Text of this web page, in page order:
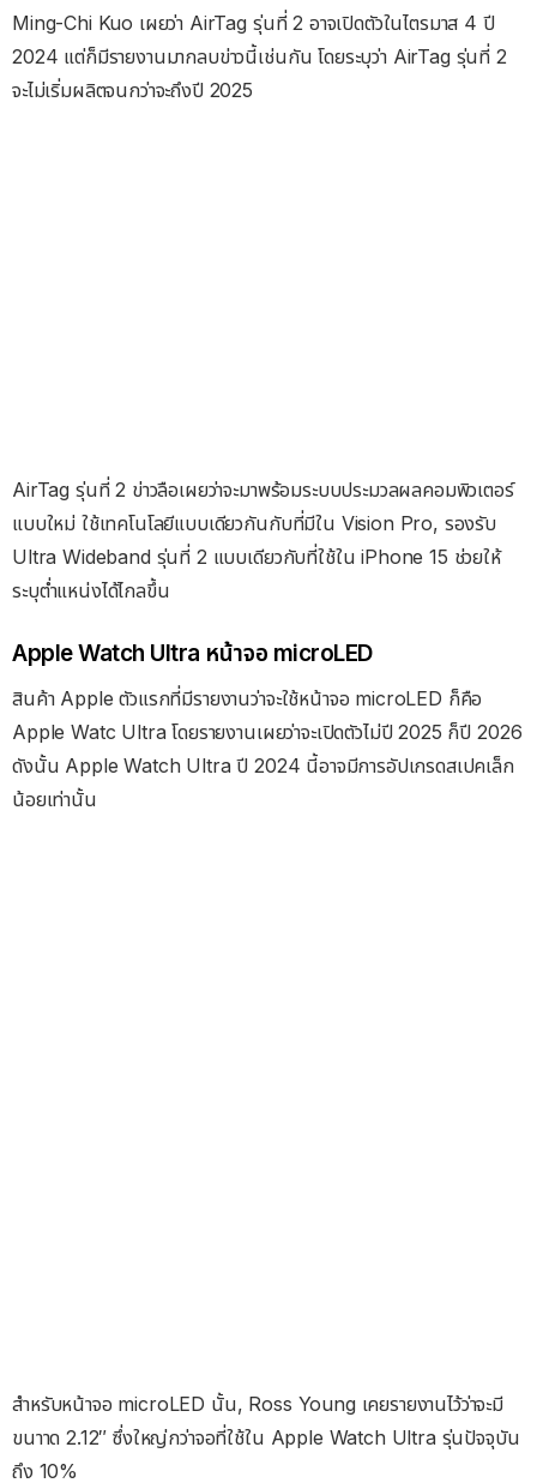
Ming-Chi Kuo เผยว่า AirTag รุ่นที่ 2 อาจเปิดตัวในไตรมาส 4 ปี
2024 แต่ก็มีรายงานมากลบข่าวนี้เช่นกัน โดยระบุว่า AirTag รุ่นที่ 2
จะไม่เริ่มผลิตจนกว่าจะถึงปี 2025
AirTag รุ่นที่ 2 ข่าวลือเผยว่าจะมาพร้อมระบบประมวลผลคอมพิวเตอร์
แบบใหม่ ใช้เทคโนโลยีแบบเดียวกันกับที่มีใน Vision Pro, รองรับ
Ultra Wideband รุ่นที่ 2 แบบเดียวกับที่ใช้ใน iPhone 15 ช่วยให้
ระบุต่ำแหน่งได้ไกลขึ้น
Apple Watch Ultra หน้าจอ microLED
สินค้า Apple ตัวแรกที่มีรายงานว่าจะใช้หน้าจอ microLED ก็คือ
Apple Watc Ultra โดยรายงานเผยว่าจะเปิดตัวไม่ปี 2025 ก็ปี 2026
ดังนั้น Apple Watch Ultra ปี 2024 นี้อาจมีการอัปเกรดสเปคเล็ก
น้อยเท่านั้น
สำหรับหน้าจอ microLED นั้น, Ross Young เคยรายงานไว้ว่าจะมี
ขนาาด 2.12″ ซึ่งใหญ่กว่าจอที่ใช้ใน Apple Watch Ultra รุ่นปัจจุบัน
ถึง 10%